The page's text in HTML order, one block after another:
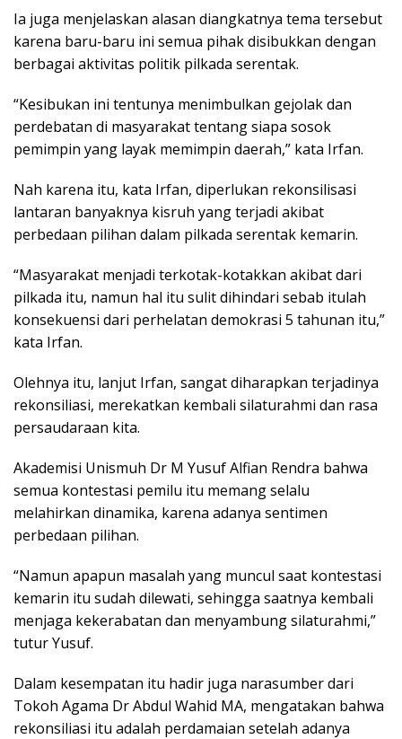
Ia juga menjelaskan alasan diangkatnya tema tersebut
karena baru-baru ini semua pihak disibukkan dengan
berbagai aktivitas politik pilkada serentak.
“Kesibukan ini tentunya menimbulkan gejolak dan
perdebatan di masyarakat tentang siapa sosok
pemimpin yang layak memimpin daerah,” kata Irfan.
Nah karena itu, kata Irfan, diperlukan rekonsilisasi
lantaran banyaknya kisruh yang terjadi akibat
perbedaan pilihan dalam pilkada serentak kemarin.
“Masyarakat menjadi terkotak-kotakkan akibat dari
pilkada itu, namun hal itu sulit dihindari sebab itulah
konsekuensi dari perhelatan demokrasi 5 tahunan itu,”
kata Irfan.
Olehnya itu, lanjut Irfan, sangat diharapkan terjadinya
rekonsiliasi, merekatkan kembali silaturahmi dan rasa
persaudaraan kita.
Akademisi Unismuh Dr M Yusuf Alfian Rendra bahwa
semua kontestasi pemilu itu memang selalu
melahirkan dinamika, karena adanya sentimen
perbedaan pilihan.
“Namun apapun masalah yang muncul saat kontestasi
kemarin itu sudah dilewati, sehingga saatnya kembali
menjaga kekerabatan dan menyambung silaturahmi,”
tutur Yusuf.
Dalam kesempatan itu hadir juga narasumber dari
Tokoh Agama Dr Abdul Wahid MA, mengatakan bahwa
rekonsiliasi itu adalah perdamaian setelah adanya